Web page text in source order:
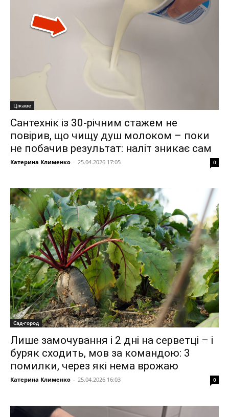
Цікаве
Сантехнік із 30-річним стажем не
повірив, що чищу душ молоком – поки
не побачив результат: наліт зникає сам
Катерина Клименко - 25.04.2026 17:05 0
Сад-город
Лише замочування і 2 дні на серветці – і
буряк сходить, мов за командою: 3
помилки, через які нема врожаю
Катерина Клименко - 25.04.2026 16:03 0